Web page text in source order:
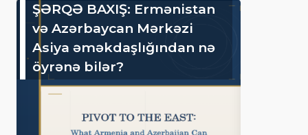
ŞƏRQƏ BAXIŞ: Ermənistan
və Azərbaycan Mərkəzi
Asiya əməkdaşlığından nə
öyrənə bilər?